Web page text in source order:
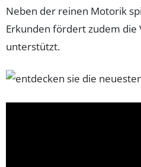
Neben der reinen Motorik
Erkunden fördert zudem die
unterstützt.